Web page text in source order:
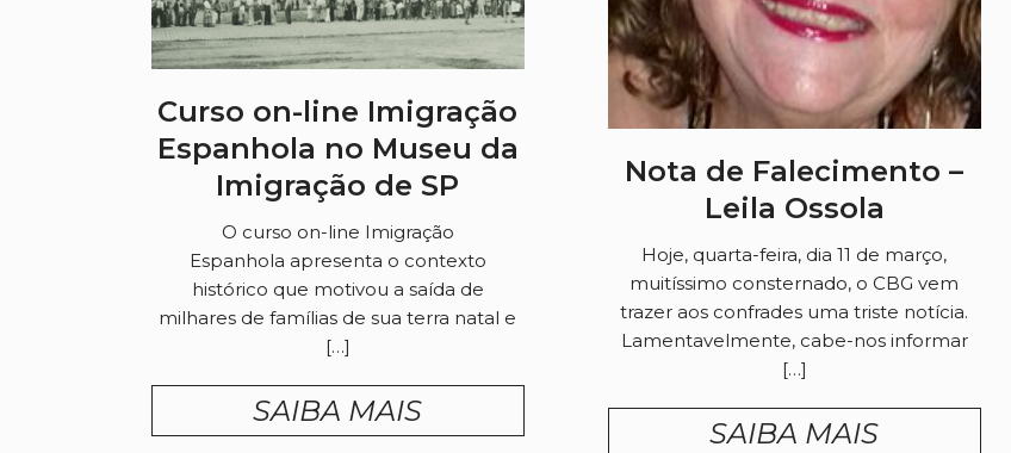
Curso on-line Imigração
Espanhola no Museu da
Imigração de SP
O curso on-line Imigração
Espanhola apresenta o contexto
histórico que motivou a saída de
milhares de famílias de sua terra natal e
[…]
SAIBA MAIS
Nota de Falecimento –
Leila Ossola
Hoje, quarta-feira, dia 11 de março,
muitíssimo consternado, o CBG vem
trazer aos confrades uma triste notícia.
Lamentavelmente, cabe-nos informar
[…]
SAIBA MAIS